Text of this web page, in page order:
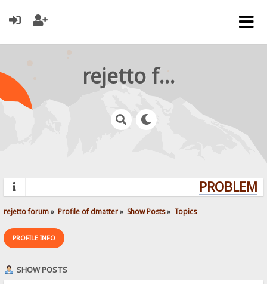
rejetto forum
rejetto forum» Profile of dmatter» Show Posts» Topics
PROFILE INFO
SHOW POSTS